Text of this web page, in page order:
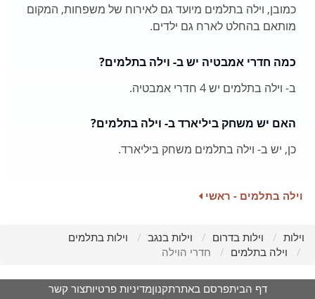
כמובן, וילה בתלמים מיועד גם לאירוח של משפחות, המקום
מותאם בהחלט לארח גם ילדים.
כמה חדרי אמבטיה יש ב- וילה בתלמים?
ב- וילה בתלמים יש 4 חדרי אמבטיה.
האם יש משחק ביליארד ב- וילה בתלמים?
כן, יש ב- וילה בתלמים משחק ביליארד.
וילה בתלמים - ראשי
וילות וילות בדרום וילות בנגב
וילות בתלמים
וילה בתלמים
חדרי הוילה
דף הביתפרסם באתרתקנוןמדיניות פרטיותצור קשר